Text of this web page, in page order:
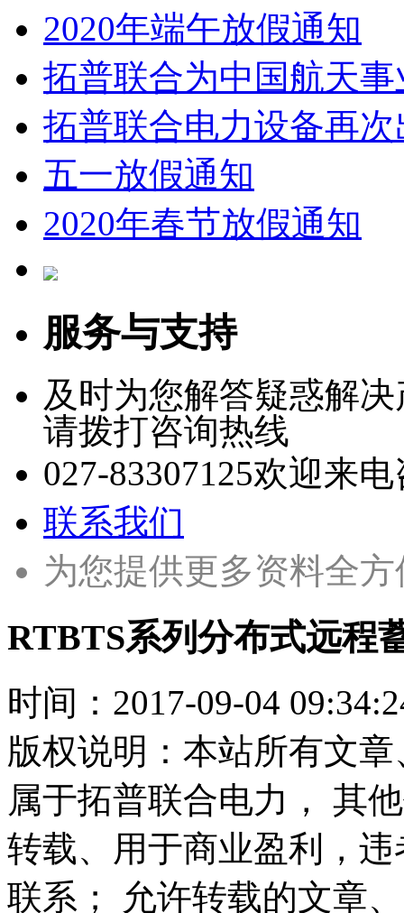
2020年端午放假通知
拓普联合为中国航天
拓普联合电力设备再
五一放假通知
2020年春节放假通知
服务与支持
及时为您解答疑惑解
请拨打咨询热线
027-83307125欢迎来电
联系我们
为您提供更多资料全
RTBTS系列分布式远程
时间： 2017-09-04
版权说明：本站所有文
属于拓普联合电力， 其
转载、用于商业盈利，
联系； 允许转载的文章